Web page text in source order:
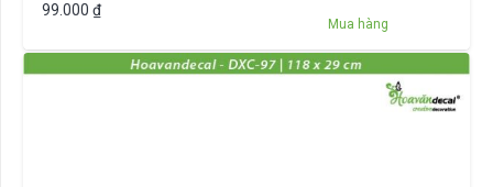
99.000 ₫
Mua hàng